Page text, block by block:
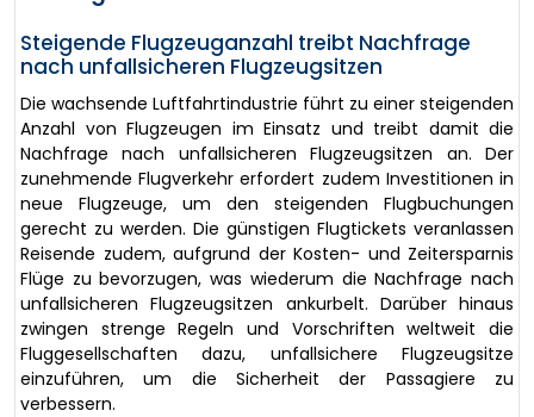
Steigende Flugzeuganzahl treibt Nachfrage
nach unfallsicheren Flugzeugsitzen
Die wachsende Luftfahrtindustrie führt zu einer steigenden
Anzahl von Flugzeugen im Einsatz und treibt damit die
Nachfrage nach unfallsicheren Flugzeugsitzen an. Der
zunehmende Flugverkehr erfordert zudem Investitionen in
neue Flugzeuge, um den steigenden Flugbuchungen
gerecht zu werden. Die günstigen Flugtickets veranlassen
Reisende zudem, aufgrund der Kosten- und Zeitersparnis
Flüge zu bevorzugen, was wiederum die Nachfrage nach
unfallsicheren Flugzeugsitzen ankurbelt. Darüber hinaus
zwingen strenge Regeln und Vorschriften weltweit die
Fluggesellschaften dazu, unfallsichere Flugzeugsitze
einzuführen, um die Sicherheit der Passagiere zu
verbessern.